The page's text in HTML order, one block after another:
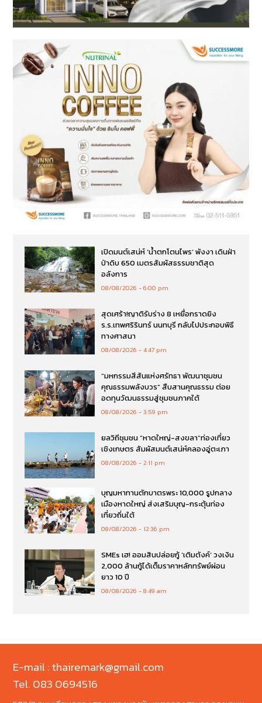
เปิดมนต์เสน่ห์ ‘น้ำตกโตนไพร’ พังงา เดินฝ่า
ป่าดิบ 650 เมตรสัมผัสธรรมชาติสุด
อลังการ
08/08/2026 6:00 pm
สุดเศร้า!ญาติรับร่าง 8 เหยื่อกราดยิง
ร.ร.เทพศริรินทร์ นนทบุรี กลับไปประกอบพิธี
ทางศาสนา
08/08/2026 4:47 pm
“มหกรรมสีสันแห่งศรัทธา พัฒนาชุมชน
คุณธรรมพลังบวร” สืบสานคุณธรรม ต่อย
อดทุนวัฒนธรรมสู่ชุมชนภาคใต้
08/08/2026 3:59 pm
ยลวิถีชุมชน “หาดใหญ่-สงขลา”ท่องเที่ยว
เชิงเกษตร สัมผัสมนต์เสน่ห์คลองอู่ตะเภา
08/08/2026 2:11 pm
บุญมหาทานตักบาตรพระ 10,000 รูปกลาง
เมืองหาดใหญ่ ส่งเสริมบุญ-กระตุ้นท่อง
เที่ยวถิ่นใต้
08/08/2026 12:36 pm
SMEs เฮ! ออมสินปล่อยกู้ ‘เติมตังค์’ วงเงิน
2,000 ล้านกู้ได้เต็มราคาหลักทรัพย์ผ่อน
ยาว 10 ปี
08/08/2026 8:49 am
E-mail : thairemark@gmail.com
Tel. 083 0694516